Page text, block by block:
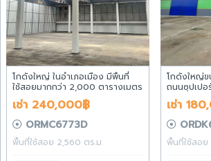
โกดังใหญ่ ในอำเภอเมือง มีพิ้นที่
ใช้สอยมากกว่า 2,000 ตารางเมตร
เช่า 240,000฿
ORMC6773D
พื้นที่ใช้สอย 2,560 ตร.ม.
โกดังใหญ่
ถนนซุปเปอ
แขรน 2 ตั
จบในพิ้นที่เ
เช่า
พื้นที่ใช้สอ